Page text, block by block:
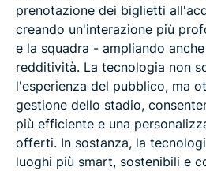
prenotazione dei biglietti
creando un'interazione più
e la squadra - ampliando
redditività. La tecnologia non
l'esperienza del pubblico, ma
gestione dello stadio,
più efficiente e una
offerti. In sostanza, la
luoghi più smart, sostenibili e